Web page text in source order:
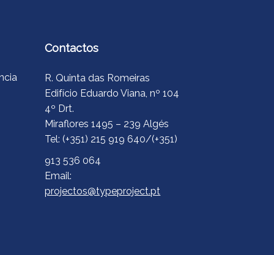
Contactos
R. Quinta das Romeiras
Edifício Eduardo Viana, nº 104
4º Drt.
Miraflores 1495 – 239 Algés
Tel: (+351) 215 919 640/(+351)
913 536 064
Email:
projectos@typeproject.pt